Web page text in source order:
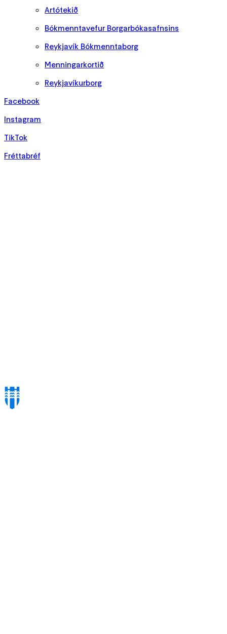
Artótekið
Bókmenntavefur Borgarbókasafnsins
Reykjavík Bókmenntaborg
Menningarkortið
Reykjavíkurborg
Facebook
Instagram
TikTok
Fréttabréf